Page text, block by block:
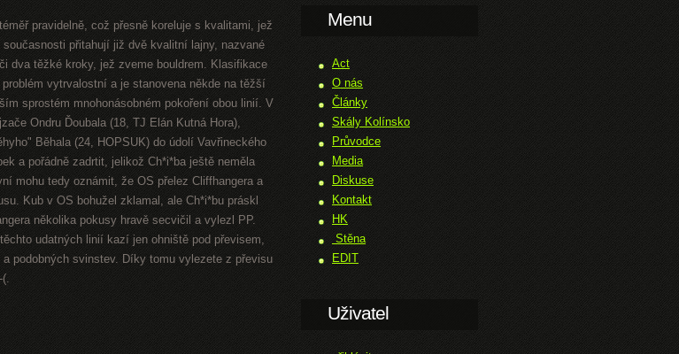
pravidelně, což přesně koreluje s kvalitami, jež
přitahují již dvě kvalitní lajny, nazvané
dva těžké kroky, jež zveme bouldrem. Klasifikace
vytrvalostní a je stanovena někde na těžší
sprostém mnohonásobném pokoření obou linií. V
Ondru Ďoubala (18, TJ Elán Kutná Hora),
Běhala (24, HOPSUK) do údolí Vavřineckého
a pořádně zadrtit, jelikož Ch*i*ba ještě neměla
mohu tedy oznámit, že OS přelez Cliffhangera a
Kub v OS bohužel zklamal, ale Ch*i*bu práskl
několika pokusy hravě secvičil a vylezl PP.
udatných linií kazí jen ohniště pod převisem,
podobných svinstev. Díky tomu vylezete z převisu
Menu
Act
O nás
Články
Skály Kolínsko
Průvodce
Media
Diskuse
Kontakt
HK
Stěna
EDIT
Uživatel